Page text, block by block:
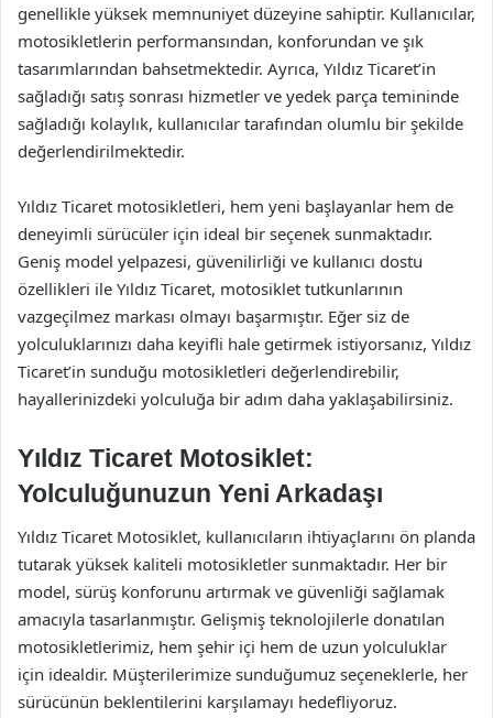
genellikle yüksek memnuniyet düzeyine sahiptir. Kullanıcılar,
motosikletlerin performansından, konforundan ve şık
tasarımlarından bahsetmektedir. Ayrıca, Yıldız Ticaret’in
sağladığı satış sonrası hizmetler ve yedek parça temininde
sağladığı kolaylık, kullanıcılar tarafından olumlu bir şekilde
değerlendirilmektedir.
Yıldız Ticaret motosikletleri, hem yeni başlayanlar hem de
deneyimli sürücüler için ideal bir seçenek sunmaktadır.
Geniş model yelpazesi, güvenilirliği ve kullanıcı dostu
özellikleri ile Yıldız Ticaret, motosiklet tutkunlarının
vazgeçilmez markası olmayı başarmıştır. Eğer siz de
yolculuklarınızı daha keyifli hale getirmek istiyorsanız, Yıldız
Ticaret’in sunduğu motosikletleri değerlendirebilir,
hayallerinizdeki yolculuğa bir adım daha yaklaşabilirsiniz.
Yıldız Ticaret Motosiklet:
Yolculuğunuzun Yeni Arkadaşı
Yıldız Ticaret Motosiklet, kullanıcıların ihtiyaçlarını ön planda
tutarak yüksek kaliteli motosikletler sunmaktadır. Her bir
model, sürüş konforunu artırmak ve güvenliği sağlamak
amacıyla tasarlanmıştır. Gelişmiş teknolojilerle donatılan
motosikletlerimiz, hem şehir içi hem de uzun yolculuklar
için idealdir. Müşterilerimize sunduğumuz seçeneklerle, her
sürücünün beklentilerini karşılamayı hedefliyoruz.